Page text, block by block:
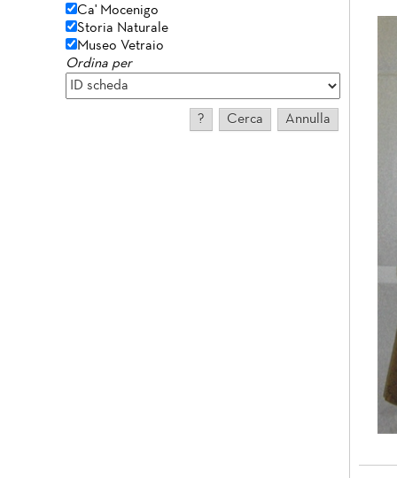
Ca' Mocenigo
Storia Naturale
Museo Vetraio
Ordina per